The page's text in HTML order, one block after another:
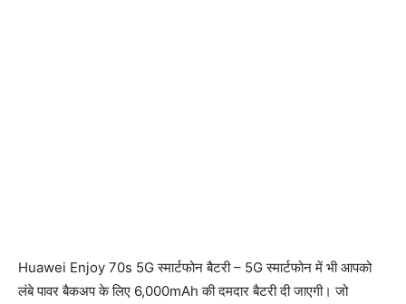
Huawei Enjoy 70s 5G स्मार्टफोन बैटरी – 5G स्मार्टफोन में भी आपको
लंबे पावर बैकअप के लिए 6,000mAh की दमदार बैटरी दी जाएगी। जो